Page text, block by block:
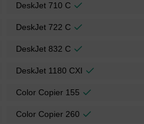
DeskJet 710 C
DeskJet 722 C
DeskJet 832 C
DeskJet 1180 CXI
Color Copier 155
Color Copier 260